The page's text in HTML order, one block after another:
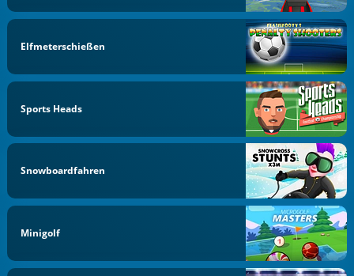
Elfmeterschießen
Sports Heads
Snowboardfahren
Minigolf